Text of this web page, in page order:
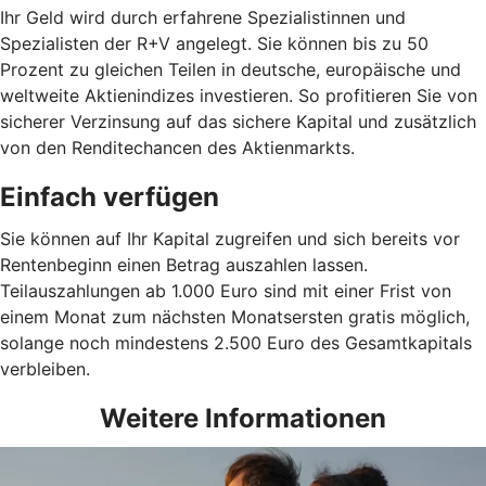
Ihr Geld wird durch erfahrene Spezialistinnen und
Spezialisten der R+V angelegt. Sie können bis zu 50
Prozent zu gleichen Teilen in deutsche, europäische und
weltweite Aktienindizes investieren. So profitieren Sie von
sicherer Verzinsung auf das sichere Kapital und zusätzlich
von den Renditechancen des Aktienmarkts.
Einfach verfügen
Sie können auf Ihr Kapital zugreifen und sich bereits vor
Rentenbeginn einen Betrag auszahlen lassen.
Teilauszahlungen ab 1.000 Euro sind mit einer Frist von
einem Monat zum nächsten Monatsersten gratis möglich,
solange noch mindestens 2.500 Euro des Gesamtkapitals
verbleiben.
Weitere Informationen